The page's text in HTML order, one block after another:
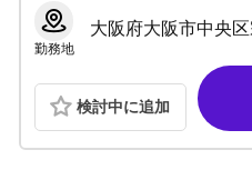
勤務地
検討中に追加